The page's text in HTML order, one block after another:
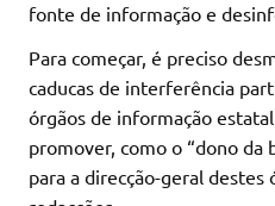
fonte de informação e
Para começar, é preciso
caducas de interferência
órgãos de informação
promover, como o “dono da
para a direcção-geral destes